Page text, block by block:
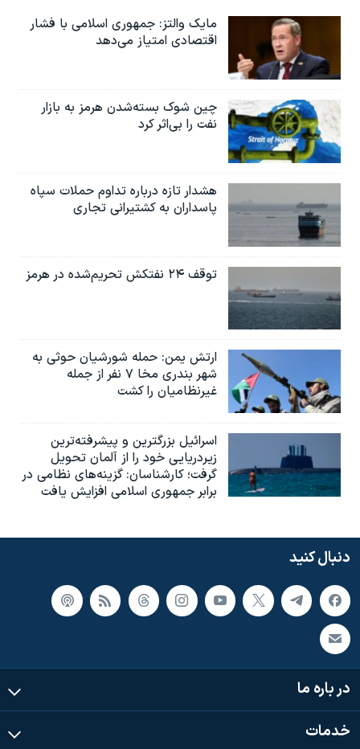
مایک والتز: جمهوری اسلامی با فشار
اقتصادی امتیاز می‌دهد
چین شوک بسته‌شدن هرمز به بازار
نفت را بی‌اثر کرد
هشدار تازه درباره تداوم حملات سپاه
پاسداران به کشتیرانی تجاری
توقف ۲۴ نفتکش تحریم‌شده در هرمز
ارتش یمن: حمله شورشیان حوثی به
شهر بندری مخا ۷ نفر از جمله
غیرنظامیان را کشت
اسرائيل بزرگترین و پیشرفته‌ترین
زیردریایی خود را از آلمان تحویل
گرفت؛ کارشناسان: گزینه‌های نظامی در
برابر جمهوری اسلامی افزایش یافت
دنبال کنید
در باره ما
خدمات